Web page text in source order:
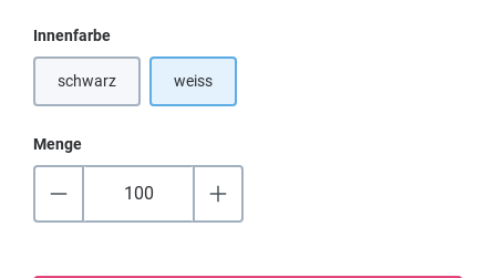
Innenfarbeauswählen
schwarz(Diese Option ist zurzeit nicht verfügbar.)
weiss
Menge